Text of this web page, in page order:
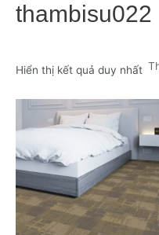
thambisu022
Hiển thị kết quả duy nhất